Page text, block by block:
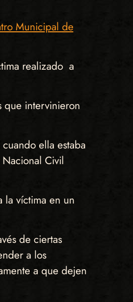
Municipal de
realizado a
que intervinieron
ella estaba
Civil
la víctima en un
de ciertas
a los
a que dejen